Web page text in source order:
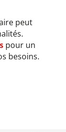
peut
pour un
besoins.